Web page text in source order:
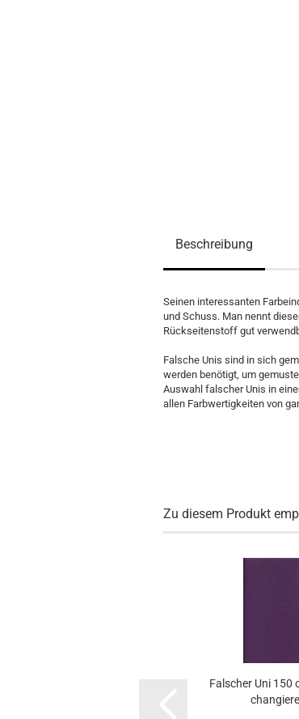
Beschreibung
Seinen interessanten
und Schuss. Man nennt
Rückseitenstoff gut
Falsche Unis sind in sich
werden benötigt, um
Auswahl falscher Unis in
allen Farbwertigkeiten von
Zu diesem Produkt
Falscher Uni 150